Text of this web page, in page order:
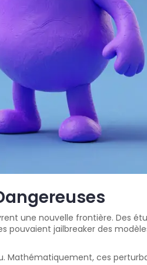
une nouvelle frontière. Des
pouvaient jailbreaker des
Mathématiquement, ces